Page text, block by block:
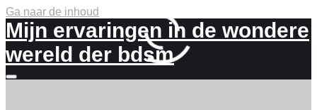
Ga naar de inhoud
Mijn ervaringen in de wondere
wereld der bdsm
Meer